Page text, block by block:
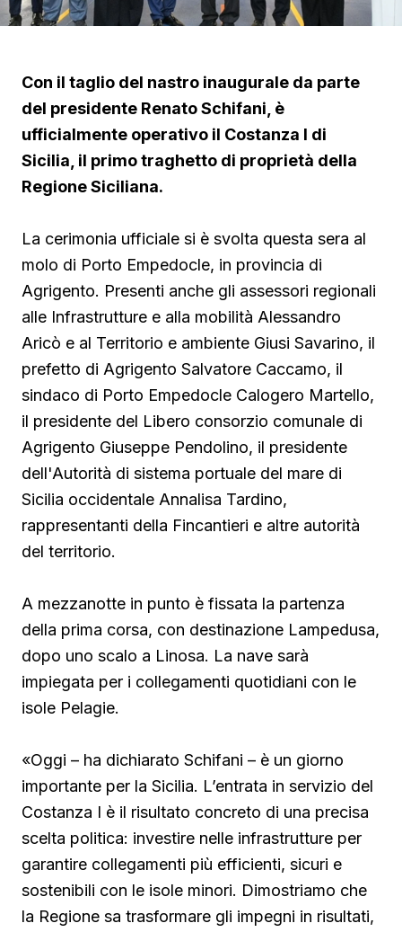
Con il taglio del nastro inaugurale da parte
del presidente Renato Schifani, è
ufficialmente operativo il Costanza I di
Sicilia, il primo traghetto di proprietà della
Regione Siciliana.
La cerimonia ufficiale si è svolta questa sera al
molo di Porto Empedocle, in provincia di
Agrigento. Presenti anche gli assessori regionali
alle Infrastrutture e alla mobilità Alessandro
Aricò e al Territorio e ambiente Giusi Savarino, il
prefetto di Agrigento Salvatore Caccamo, il
sindaco di Porto Empedocle Calogero Martello,
il presidente del Libero consorzio comunale di
Agrigento Giuseppe Pendolino, il presidente
dell'Autorità di sistema portuale del mare di
Sicilia occidentale Annalisa Tardino,
rappresentanti della Fincantieri e altre autorità
del territorio.
A mezzanotte in punto è fissata la partenza
della prima corsa, con destinazione Lampedusa,
dopo uno scalo a Linosa. La nave sarà
impiegata per i collegamenti quotidiani con le
isole Pelagie.
«Oggi – ha dichiarato Schifani – è un giorno
importante per la Sicilia. L’entrata in servizio del
Costanza I è il risultato concreto di una precisa
scelta politica: investire nelle infrastrutture per
garantire collegamenti più efficienti, sicuri e
sostenibili con le isole minori. Dimostriamo che
la Regione sa trasformare gli impegni in risultati,